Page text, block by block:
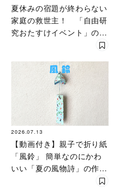
夏休みの宿題が終わらない
家庭の救世主！ 「自由研
究おたすけイベント」の賢
2026.07.13
【動画付き】親子で折り紙
「風鈴」 簡単なのにかわ
いい「夏の風物詩」の作り